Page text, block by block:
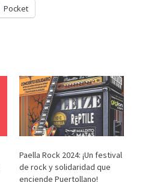
Pocket
Paella Rock 2024: ¡Un festival
de rock y solidaridad que
enciende Puertollano!